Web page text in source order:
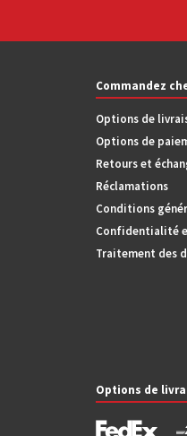
Commandez
Options de
Options de
Retours et
Réclamations
Conditions
Confidentialité
Traitement des
Options de